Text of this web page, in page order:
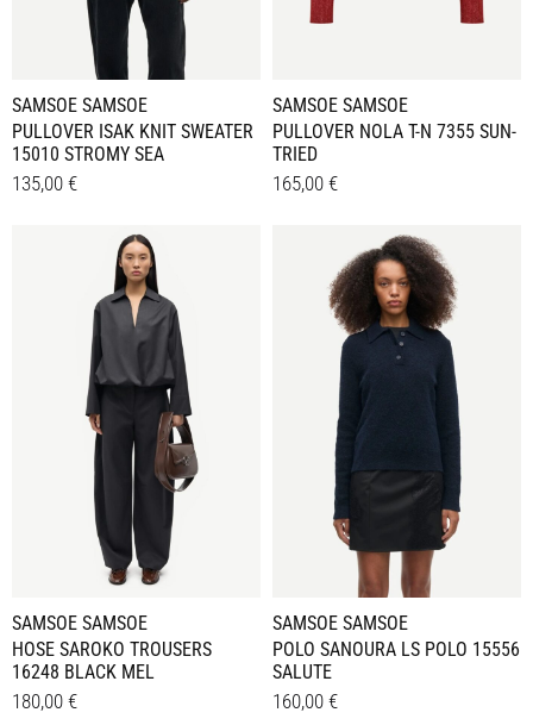
Produktseite
gewählt
werden
Produktseite
SAMSOE SAMSOE
PULLOVER ISAK KNIT SWEATER
15010 STROMY SEA
135,00 €
Produkt
mehrere
Varianten
auf.
Optionen
können
Produktseite
gewählt
werden
SAMSOE SAMSOE
PULLOVER NOLA T-N 7355 SUN-
TRIED
165,00 €
Produkt
weist
mehrere
Varianten
auf.
Die
Optionen
können
auf
der
Produktseite
gewählt
werden
SAMSOE SAMSOE
HOSE SAROKO TROUSERS
16248 BLACK MEL
180,00 €
SAMSOE SAMSOE
POLO SANOURA LS POLO 15556
SALUTE
160,00 €